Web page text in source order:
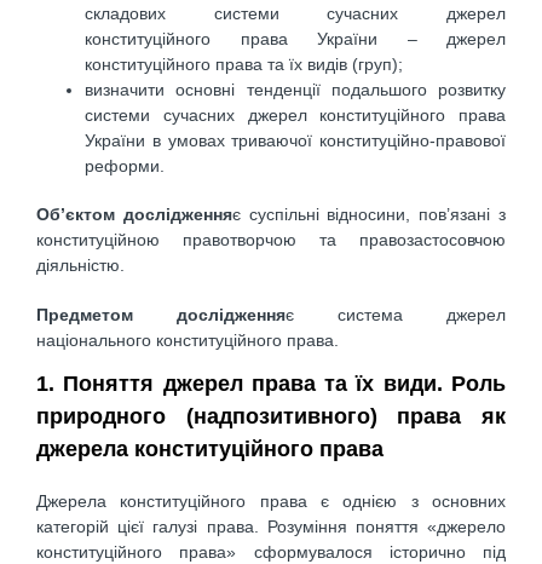
складових системи сучасних джерел
конституційного права України – джерел
конституційного права та їх видів (груп);
визначити основні тенденції подальшого розвитку
системи сучасних джерел конституційного права
України в умовах триваючої конституційно-правової
реформи.
Об’єктом дослідженняє суспільні відносини, пов’язані з
конституційною правотворчою та правозастосовчою
діяльністю.
Предметом дослідженняє система джерел
національного конституційного права.
1. Поняття джерел права та їх види. Роль
природного (надпозитивного) права як
джерела конституційного права
Джерела конституційного права є однією з основних
категорій цієї галузі права. Розуміння поняття «джерело
конституційного права» сформувалося історично під